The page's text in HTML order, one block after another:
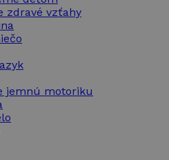
zdravé vzťahy
jemnú motoriku